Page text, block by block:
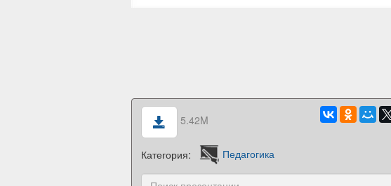
5.42M
Категория: Педагогика